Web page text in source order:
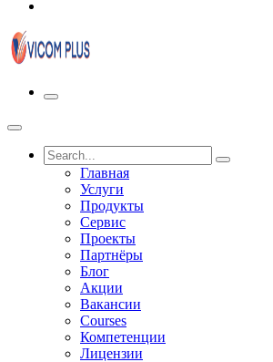
Главная
Услуги
Продукты
Сервис
Проекты
Партнёры
Блог
Акции
Вакансии
Courses
Компетенции
Лицензии